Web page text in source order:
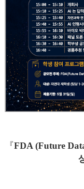
『FDA (Future